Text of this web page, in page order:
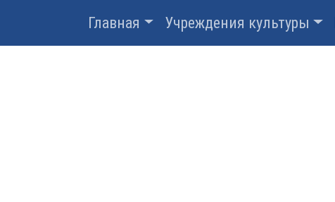
Главная Учреждения культуры